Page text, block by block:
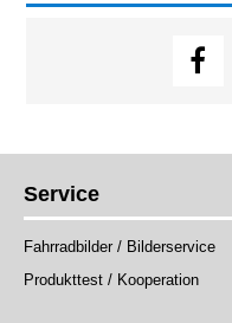
Service
Fahrradbilder / Bilderservice
Produkttest / Kooperation